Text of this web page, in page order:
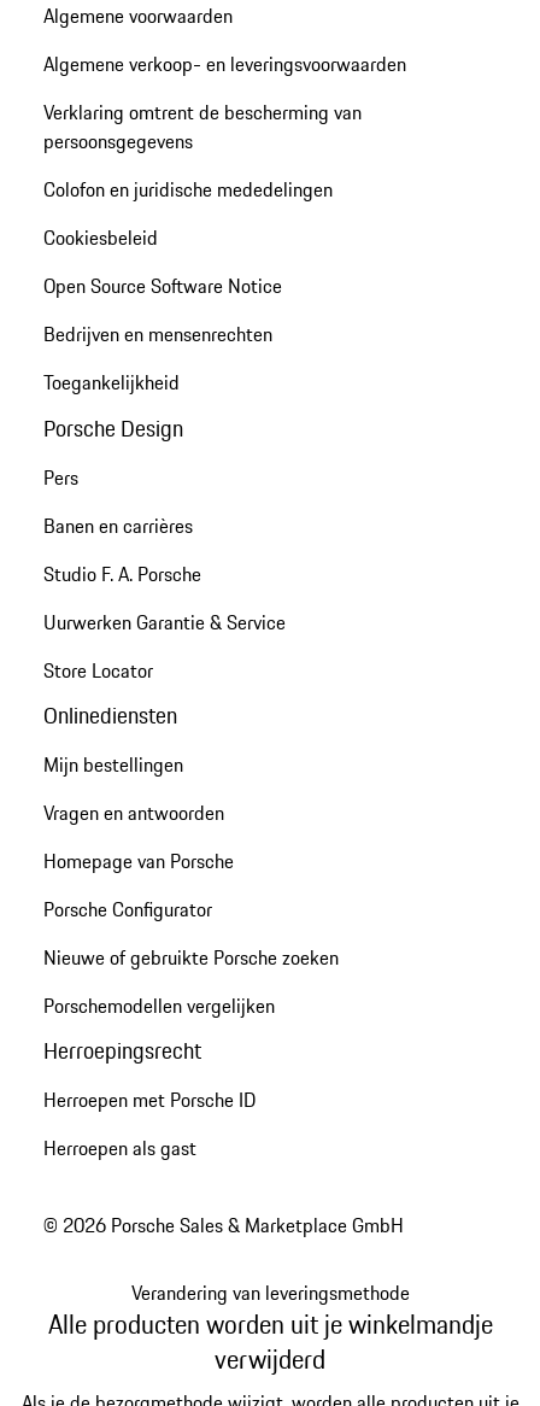
Algemene voorwaarden
Algemene verkoop- en leveringsvoorwaarden
Verklaring omtrent de bescherming van
persoonsgegevens
Colofon en juridische mededelingen
Cookiesbeleid
Open Source Software Notice
Bedrijven en mensenrechten
Toegankelijkheid
Porsche Design
Pers
Banen en carrières
Studio F. A. Porsche
Uurwerken Garantie & Service
Store Locator
Onlinediensten
Mijn bestellingen
Vragen en antwoorden
Homepage van Porsche
Porsche Configurator
Nieuwe of gebruikte Porsche zoeken
Porschemodellen vergelijken
Herroepingsrecht
Herroepen met Porsche ID
Herroepen als gast
© 2026 Porsche Sales & Marketplace GmbH
Verandering van leveringsmethode
Alle producten worden uit je winkelmandje
verwijderd